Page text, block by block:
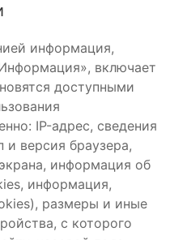
информация,
включает
доступными
IP-адрес, сведения
и версия браузера,
информация об
информация,
размеры и иные
с которого